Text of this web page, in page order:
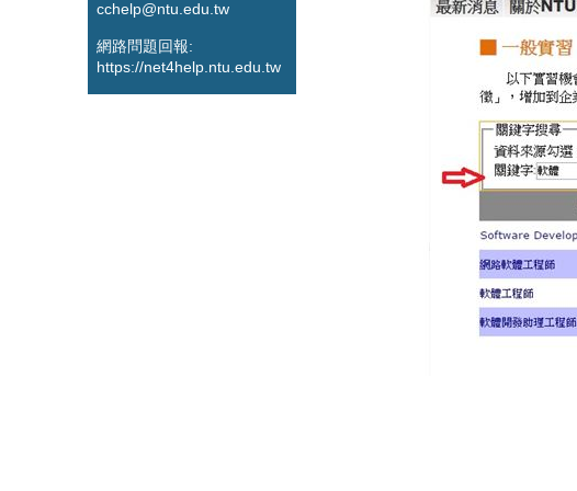
cchelp@ntu.edu.tw
網路問題回報:
https://net4help.ntu.edu.tw